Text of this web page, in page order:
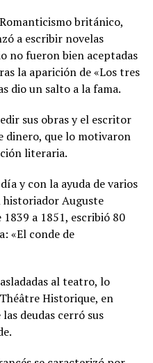
británico,
a escribir novelas
no fueron bien aceptadas
la aparición de «Los tres
dio un salto a la fama.
sus obras y el escritor
dinero, que lo motivaron
literaria.
y con la ayuda de varios
historiador Auguste
a 1851, escribió 80
«El conde de
al teatro, lo
Historique, en
deudas cerró sus